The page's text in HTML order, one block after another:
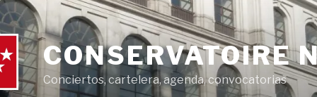
CONSERVATOIRE
Conciertos, cartelera, agenda, convocatorias